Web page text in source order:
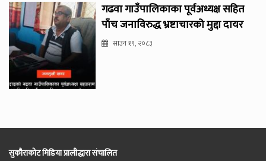
गढवा गाउँपालिकाका पूर्वअध्यक्ष सहित
पाँच जनाविरुद्ध भ्रष्टाचारको मुद्दा दायर
साउन १९, २०८३
सुकौराकोट मिडिया प्रालीद्धारा संचालित